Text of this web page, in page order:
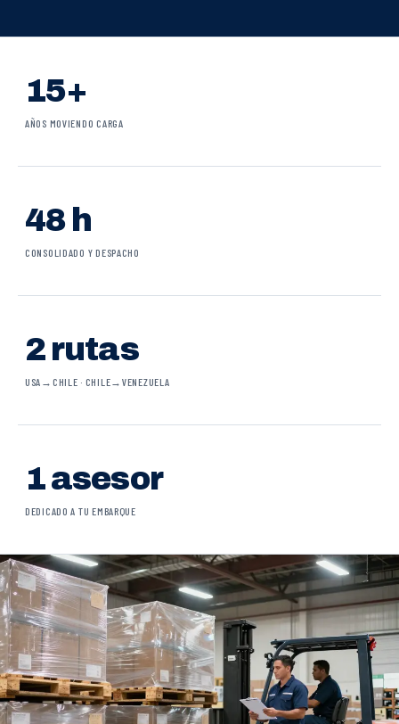
15+
AÑOS MOVIENDO CARGA
48 h
CONSOLIDADO Y DESPACHO
2 rutas
USA→CHILE · CHILE→VENEZUELA
1 asesor
DEDICADO A TU EMBARQUE